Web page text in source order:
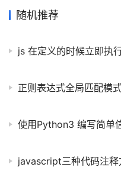
} export default {
随机推荐
js 在定义的时候立即执
正则表达式全局匹配模
使用Python3 编写简单
javascript三种代码注释